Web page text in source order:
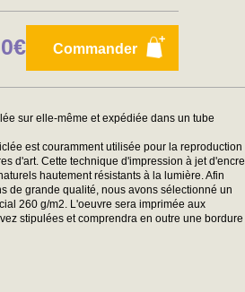
Commander
sur elle-même et expédiée dans un tube
est couramment utilisée pour la reproduction
d'art. Cette technique d'impression à jet d'encre
hautement résistants à la lumière. Afin
de grande qualité, nous avons sélectionné un
260 g/m2. L'oeuvre sera imprimée aux
stipulées et comprendra en outre une bordure